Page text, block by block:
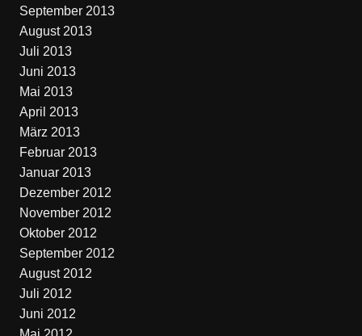
September 2013
August 2013
Juli 2013
Juni 2013
Mai 2013
April 2013
März 2013
Februar 2013
Januar 2013
Dezember 2012
November 2012
Oktober 2012
September 2012
August 2012
Juli 2012
Juni 2012